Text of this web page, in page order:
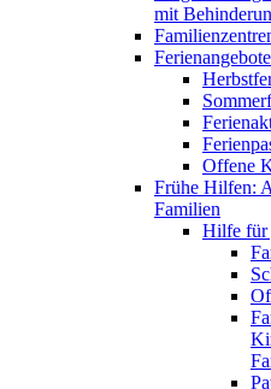
mit
Offene
Frühe Hilfen:
Familien
Hilfe für